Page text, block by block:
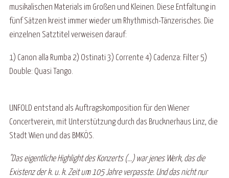
musikalischen Materials im Großen und Kleinen. Diese Entfaltung in
fünf Sätzen kreist immer wieder um Rhythmisch-Tänzerisches. Die
einzelnen Satztitel verweisen darauf:
1) Canon alla Rumba 2) Ostinati 3) Corrente 4) Cadenza: Filter 5)
Double: Quasi Tango.
UNFOLD entstand als Auftragskomposition für den Wiener
Concertverein, mit Unterstützung durch das Brucknerhaus Linz, die
Stadt Wien und das BMKÖS.
"Das eigentliche Highlight des Konzerts (...) war jenes Werk, das die
Existenz der k. u. k. Zeit um 105 Jahre verpasste. Und das nicht nur